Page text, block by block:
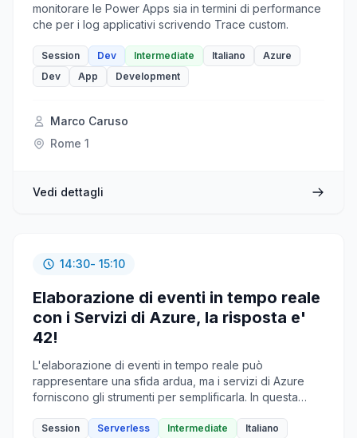
monitorare le Power Apps sia in termini di performance
che per i log applicativi scrivendo Trace custom.
Session Dev Intermediate Italiano
Azure
Dev
App Development
Marco Caruso
Rome 1
Vedi dettagli
14:30- 15:10
Elaborazione di eventi in tempo reale
con i Servizi di Azure, la risposta e'
42!
L'elaborazione di eventi in tempo reale può
rappresentare una sfida ardua, ma i servizi di Azure
forniscono gli strumenti per semplificarla. In questa
Azure Stream Analytics, l'ingestione di eventi con
Session Serverless Intermediate Italiano